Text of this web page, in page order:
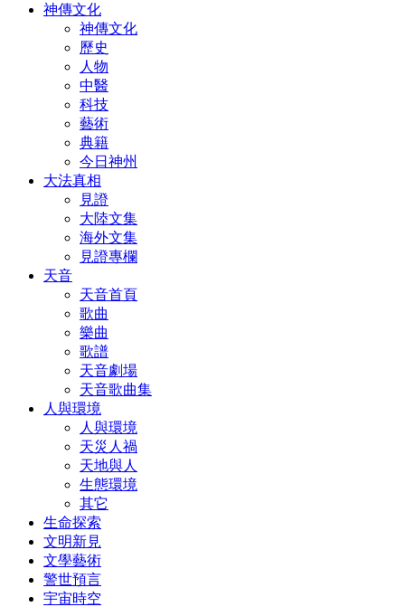
神傳文化
神傳文化
歷史
人物
中醫
科技
藝術
典籍
今日神州
大法真相
見證
大陸文集
海外文集
見證專欄
天音
天音首頁
歌曲
樂曲
歌譜
天音劇場
天音歌曲集
人與環境
人與環境
天災人禍
天地與人
生態環境
其它
生命探索
文明新見
文學藝術
警世預言
宇宙時空